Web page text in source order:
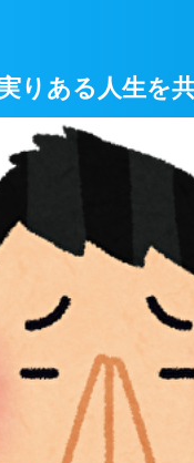
りある人生を